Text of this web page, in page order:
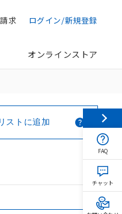
ログイン/新規登録
求
オンラインストア
ストに追加
FAQ
チャット